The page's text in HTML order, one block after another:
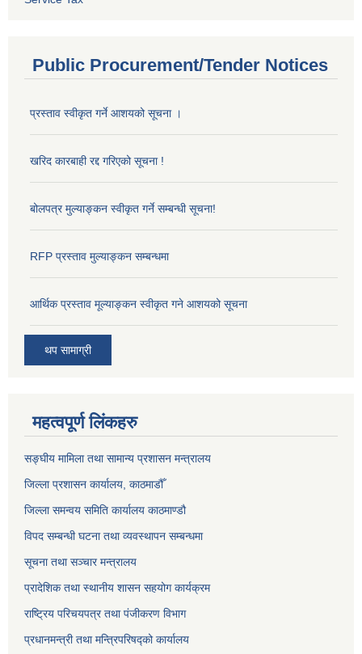
Public Procurement/Tender Notices
प्रस्ताव स्वीकृत गर्ने आशयको सूचना ।
खरिद कारबाही रद्द गरिएको सूचना !
बोलपत्र मुल्याङ्कन स्वीकृत गर्ने सम्बन्धी सूचना!
RFP प्रस्ताव मुल्याङ्कन सम्बन्धमा
आर्थिक प्रस्ताव मूल्याङ्कन स्वीकृत गने आशयको सूचना
थप सामाग्री
महत्वपूर्ण लिंकहरु
सङ्‍घीय मामिला तथा सामान्य प्रशासन मन्त्रालय
जिल्ला प्रशासन कार्यालय, काठमाडौँ
जिल्ला समन्वय समिति कार्यालय काठमाण्ड‌ौ
विपद सम्बन्धी घटना तथा व्यवस्थापन सम्बन्धमा
सूचना तथा सञ्चार मन्त्रालय
प्रादेशिक तथा स्थानीय शासन सहयोग कार्यक्रम
राष्ट्रिय परिचयपत्र तथा पंजीकरण विभाग
प्रधानमन्त्री तथा मन्त्रिपरिषद्को कार्यालय